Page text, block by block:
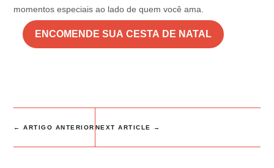
momentos especiais ao lado de quem você ama.
ENCOMENDE SUA CESTA DE NATAL
←ARTIGO ANTERIOR NEXT ARTICLE →